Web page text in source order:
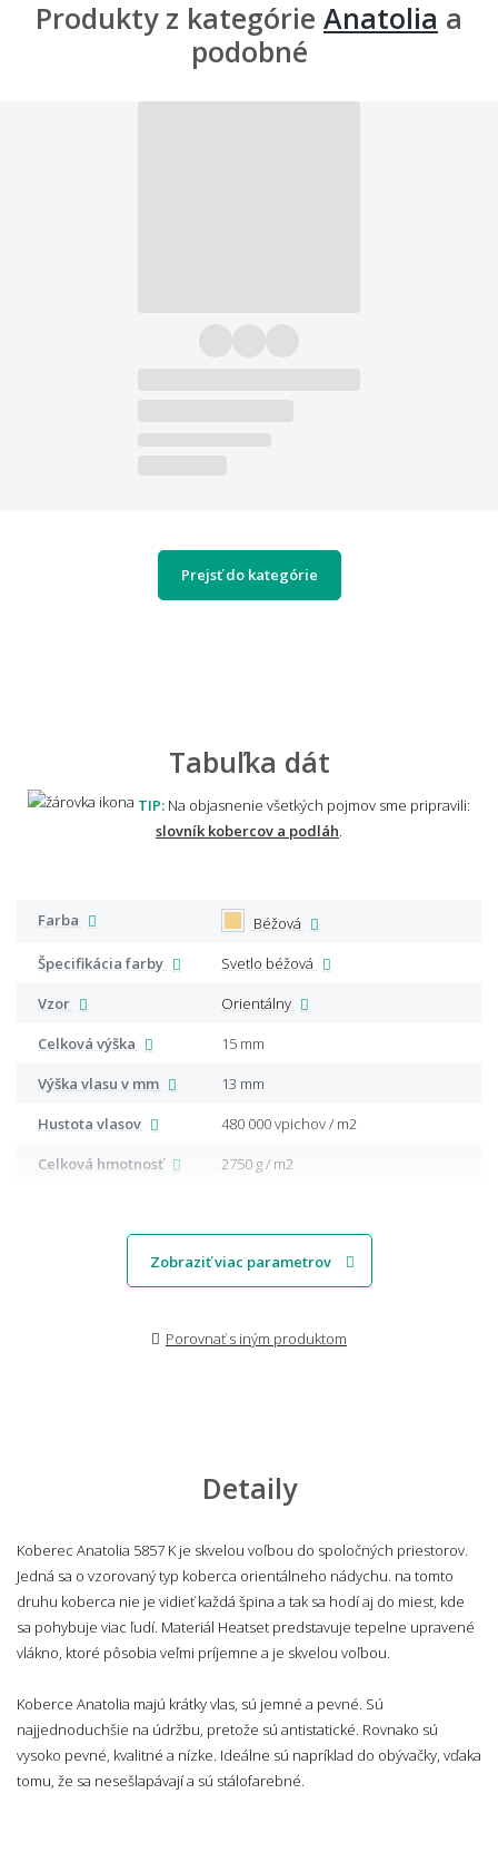
Produkty z kategórie Anatolia a
podobné
Prejsť do kategórie
Tabuľka dát
TIP: Na objasnenie všetkých pojmov sme pripravili:
slovník kobercov a podláh
Farba
Béžová
Špecifikácia farby
Svetlo béžová
Vzor
Orientálny
Celková výška
15 mm
Výška vlasu v mm
13 mm
Hustota vlasov
480 000 vpichov / m2
Celková hmotnosť
2750 g / m2
Zobraziť viac parametrov
Porovnať s iným produktom
Detaily
Koberec Anatolia 5857 K je skvelou voľbou do spoločných priestorov.
Jedná sa o vzorovaný typ koberca orientálneho nádychu. na tomto
druhu koberca nie je vidieť každá špina a tak sa hodí aj do miest, kde
sa pohybuje viac ľudí. Materiál Heatset predstavuje tepelne upravené
vlákno, ktoré pôsobia veľmi príjemne a je skvelou voľbou.
Koberce Anatolia majú krátky vlas, sú jemné a pevné. Sú
najjednoduchšie na údržbu, pretože sú antistatické. Rovnako sú
vysoko pevné, kvalitné a nízke. Ideálne sú napríklad do obývačky, vďaka
tomu, že sa nesešlapávají a sú stálofarebné.